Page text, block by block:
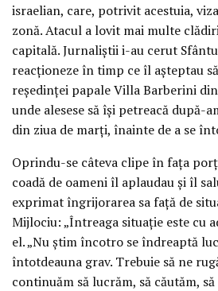
israelian, care, potrivit acestuia,
zonă. Atacul a lovit mai multe
capitală. Jurnaliștii i-au cerut
reacționeze în timp ce îl așteptau
reședinței papale Villa Barberini
unde alesese să își petreacă după-
din ziua de marți, înainte de a se
Oprindu-se câteva clipe în fața
coadă de oameni îl aplaudau și îl
exprimat îngrijorarea sa față de
Mijlociu: „Întreaga situație este cu
el. „Nu știm încotro se îndreaptă
întotdeauna grav. Trebuie să ne
continuăm să lucrăm, să căutăm,